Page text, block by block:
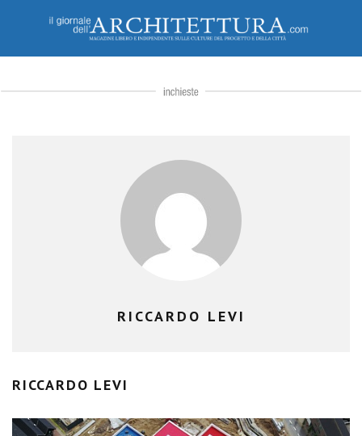
RICCARDO LEVI
RICCARDO LEVI